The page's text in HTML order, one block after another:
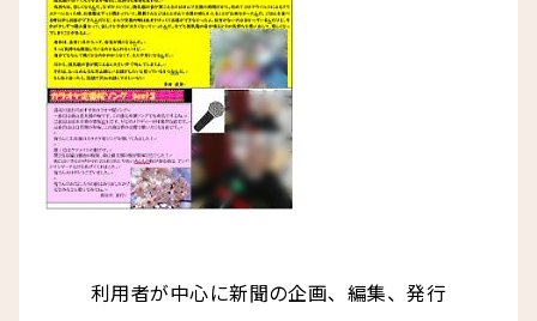
利用者が中心に新聞の企画、編集、発行